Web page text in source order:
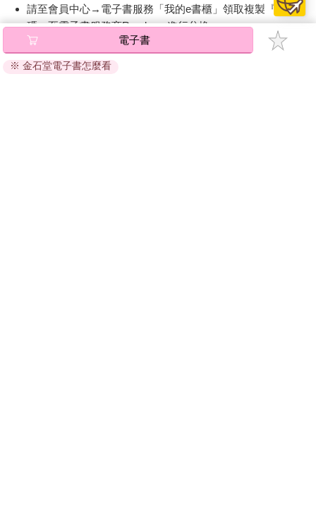
「先放在這裡，你放心沒人會拿走。」九思表情苦笑一下。
晨欣想想，也對，她本來就希望使者們能夠拿走玉玦，她才不用
被禁錮在祕密的地方當什麼持玉使者。
晨欣點點頭，轉身跟著五悔身後走去。
但她才離開幾步，就聽到大家一聲驚呼，然後她也感覺到了。
請至會員中心→電子書服務「我的e書櫃」領取複製『兌換
碼』至電子書服務商Readmoo進行兌換。
退換貨須知：
因版權保護，您在金石堂所購買的電子書僅能以金石堂專屬
電子書
※ 金石堂電子書怎麼看